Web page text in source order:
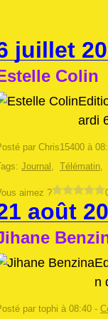
juillet
Colin
ardi
par Chris15400 à
Journal , Télématin,
aimez ?
août
n
par tophi à 08:40 -